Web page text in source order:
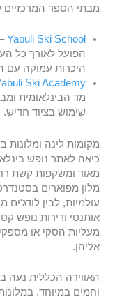
מבתי הספר
Yabuli Ski School
הפועל לאורך כל
היכרות עמוקה עם
Ski Academy
מד הבינלאומית
שימוש בציוד חדיש.
מקומות לינה ומלונות
כיאה לאתר נופש
מאוד ומשקפות קשת
מלון מפוארים
עולמיות, לבין לודג'ים
אותנטי ודירות נופש
מעליות הסקי או
אליהן.
האווירה הכללית נעה
וחמים במיוחד.